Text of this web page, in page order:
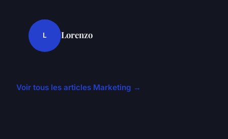
L Lorenzo
Voir tous les articles Marketing →